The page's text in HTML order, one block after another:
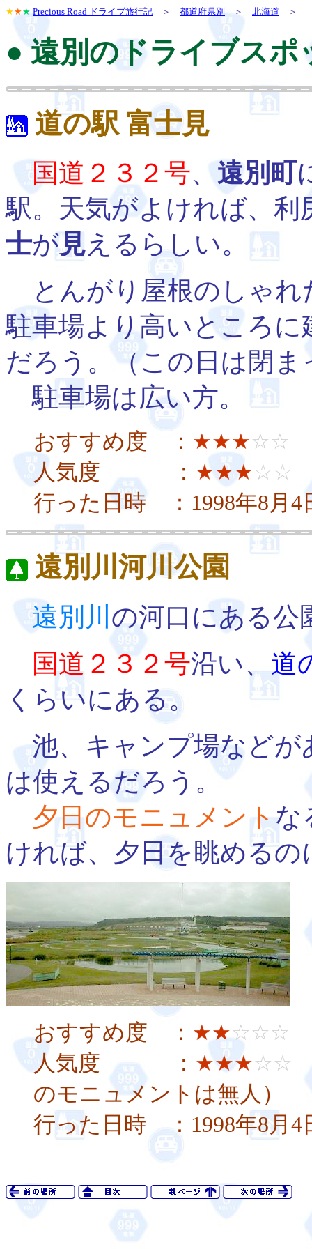
★★★ Precious Road ドライブ旅行記 ＞ 都道府県別＞ 北海道 ＞
● 遠別のドライブスポ
道の駅 富士見
国道２３２号、 遠別町
駅。天気がよければ、利
士が見えるらしい。
とんがり屋根のしゃれ
駐車場より高いところ
だろう。（この日は閉ま
駐車場は広い方。
おすすめ度 ： ★★★☆☆
人気度 ： ★★★☆☆
行った日時 ：1998年8月
遠別川河川公園
遠別川 の河口にある公
国道２３２号沿い、道
くらいにある。
池、キャンプ場などが
は使えるだろう。
夕日のモニュメントな
ければ、夕日を眺める
おすすめ度 ： ★★☆☆☆
人気度 ： ★★★☆☆
のモニュメントは無人）
行った日時 ：1998年8月